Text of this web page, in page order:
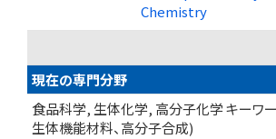
Chemistry
現在の専門分野
食品科学, 生体化学, 高分子化学 キーワー
生体機能材料、高分子合成)